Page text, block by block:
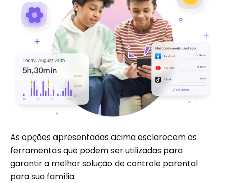
As opções apresentadas acima esclarecem as
ferramentas que podem ser utilizadas para
garantir a melhor solução de controle parental
para sua família.